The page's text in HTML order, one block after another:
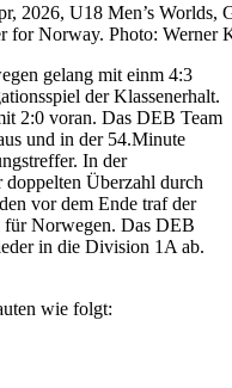
2026, U18 Men’s Worlds,
for Norway. Photo: Werner
gelang mit einm 4:3
der Klassenerhalt.
2:0 voran. Das DEB Team
und in der 54.Minute
In der
doppelten Überzahl durch
vor dem Ende traf der
für Norwegen. Das DEB
in die Division 1A ab.
wie folgt: